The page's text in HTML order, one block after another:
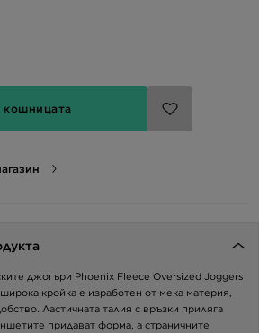
кошницата
джогъри Phoenix Fleece Oversized Joggers
кройка е изработен от мека материя,
Ластичната талия с връзки приляга
придават форма, а страничните